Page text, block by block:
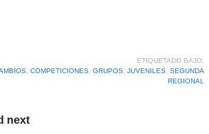
ETIQUETADO BAJO:
, COMPETICIONES, GRUPOS, JUVENILES, SEGUNDA
REGIONAL
next